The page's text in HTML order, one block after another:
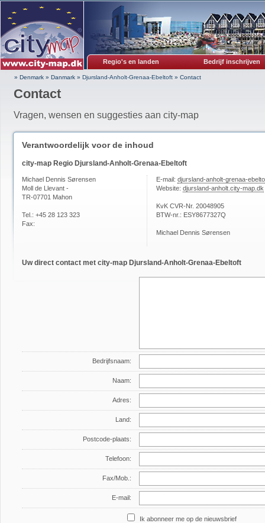
Regio's en landen Bedrijf inschrijven
» Denmark » Danmark » Djursland-Anholt-Grenaa-Ebeltoft » Contact
Contact
Vragen, wensen en suggesties aan city-map
Verantwoordelijk voor de inhoud
city-map Regio Djursland-Anholt-Grenaa-Ebeltoft
Michael Dennis Sørensen
Moll de Llevant -
TR-07701 Mahon
Tel.: +45 28 123 323
Fax:
E-mail: djursland-anholt-grenaa-
Website: djursland-anholt.city-map.dk
KvK CVR-Nr. 20048905
BTW-nr.: ESY8677327Q
Michael Dennis Sørensen
Uw direct contact met city-map Djursland-Anholt-Grenaa-Ebeltoft
Bedrijfsnaam:
Naam:
Adres:
Land:
Postcode-plaats:
Telefoon:
Fax/Mob.:
E-mail:
Ik abonneer me op de nieuwsbrief